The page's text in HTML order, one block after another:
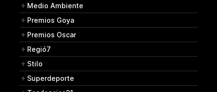
Medio Ambiente
Premios Goya
Premios Oscar
Regió7
Stilo
Superdeporte